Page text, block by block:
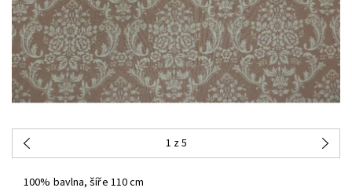
1 z 5
100% bavlna, šíře 110 cm